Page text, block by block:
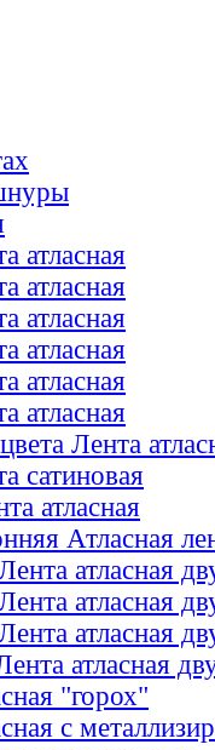
атласная
атласная
атласная
атласная
атласная
атласная
Лента
сатиновая
атласная
Атласная
атласная
атласная
атласная
атласная
"горох"
с